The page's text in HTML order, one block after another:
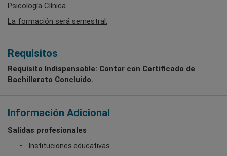
Psicología Clínica.
La formación será semestral.
Requisitos
Requisito Indispensable: Contar con Certificado de
Bachillerato Concluido.
Información Adicional
Salidas profesionales
Instituciones educativas